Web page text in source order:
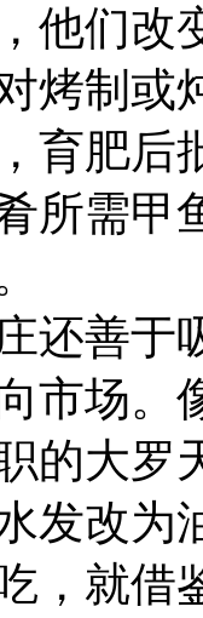
他们改
烤制或
育肥后
所需甲
还善于
市场。
的大罗
发改为
，就借